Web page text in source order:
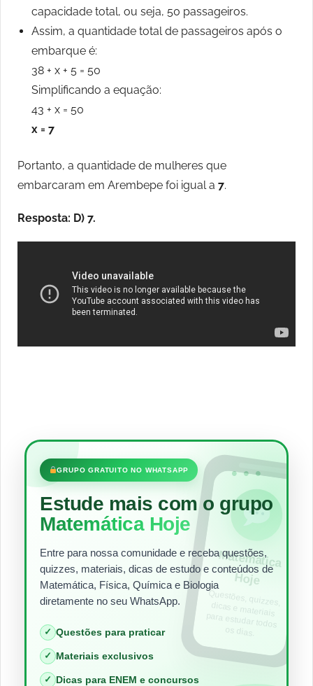
capacidade total, ou seja, 50 passageiros.
Assim, a quantidade total de passageiros após o
embarque é:
38 + x + 5 = 50
Simplificando a equação:
43 + x = 50
x = 7
Portanto, a quantidade de mulheres que
embarcaram em Arembepe foi igual a 7.
Resposta: D) 7.
•••
GRUPO GRATUITO NO WHATSAPP
Estude mais com o grupo
Matemática Hoje
Entre para nossa comunidade e receba questões,
quizzes, materiais, dicas de estudo e conteúdos de
Matemática, Física, Química e Biologia
diretamente no seu WhatsApp.
✓ Questões para praticar
✓ Materiais exclusivos
✓ Dicas para ENEM e concursos
Matem
ática
Hoje
Questões, quizzes,
dicas e materiais
para estudar todos
os dias.